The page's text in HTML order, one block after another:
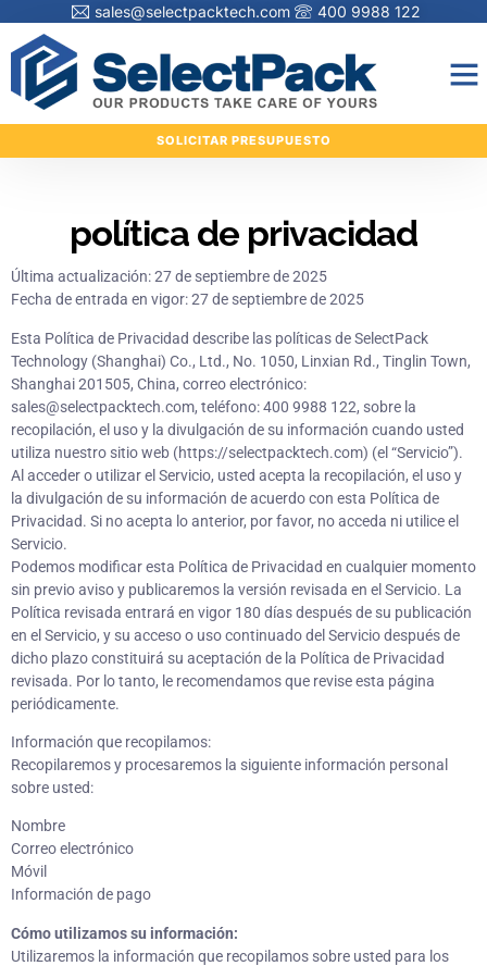
sales@selectpacktech.com 400 9988 122
SOLICITAR PRESUPUESTO
política de privacidad
Última actualización: 27 de septiembre de 2025
Fecha de entrada en vigor: 27 de septiembre de 2025
Esta Política de Privacidad describe las políticas de SelectPack
Technology (Shanghai) Co., Ltd., No. 1050, Linxian Rd., Tinglin Town,
Shanghai 201505, China, correo electrónico:
sales@selectpacktech.com, teléfono: 400 9988 122, sobre la
recopilación, el uso y la divulgación de su información cuando usted
utiliza nuestro sitio web (https://selectpacktech.com) (el “Servicio”).
Al acceder o utilizar el Servicio, usted acepta la recopilación, el uso y
la divulgación de su información de acuerdo con esta Política de
Privacidad. Si no acepta lo anterior, por favor, no acceda ni utilice el
Servicio.
Podemos modificar esta Política de Privacidad en cualquier momento
sin previo aviso y publicaremos la versión revisada en el Servicio. La
Política revisada entrará en vigor 180 días después de su publicación
en el Servicio, y su acceso o uso continuado del Servicio después de
dicho plazo constituirá su aceptación de la Política de Privacidad
revisada. Por lo tanto, le recomendamos que revise esta página
periódicamente.
Información que recopilamos:
Recopilaremos y procesaremos la siguiente información personal
sobre usted:
Nombre
Correo electrónico
Móvil
Información de pago
Cómo utilizamos su información:
Utilizaremos la información que recopilamos sobre usted para los